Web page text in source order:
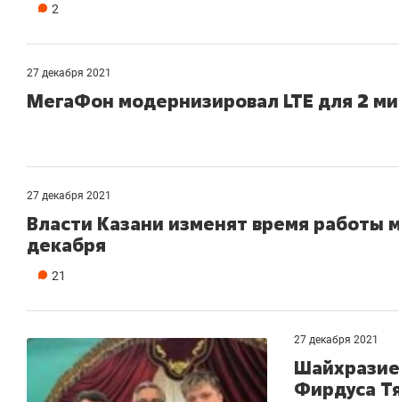
2
27 декабря 2021
МегаФон модернизировал LTE для 2
27 декабря 2021
Власти Казани изменят время работы
декабря
21
27 декабря 2021
Фирдуса